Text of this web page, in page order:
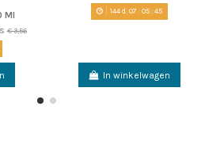
Ml
€ 3,56
144d.07 :05:45
In winkelwagen